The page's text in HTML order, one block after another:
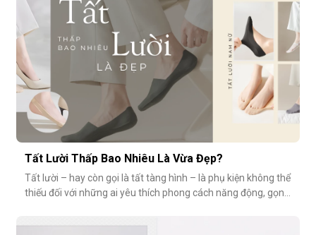
Tất Lười Thấp Bao Nhiêu Là Vừa Đẹp?
Tất lười – hay còn gọi là tất tàng hình – là phụ kiện không thể
thiếu đối với những ai yêu thích phong cách năng động, gọn